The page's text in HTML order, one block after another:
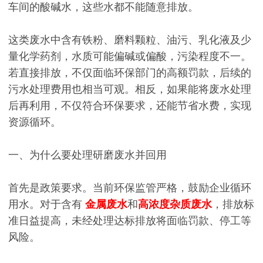
车间的酸碱水，这些水都不能随意排放。
这类废水中含有铁粉、磨料颗粒、油污、乳化液及少
量化学药剂，水质可能偏碱或偏酸，污染程度不一。
若直接排放，不仅面临环保部门的高额罚款，后续的
污水处理费用也相当可观。相反，如果能将废水处理
后再利用，不仅符合环保要求，还能节省水费，实现
资源循环。
一、为什么要处理研磨废水并回用
首先是政策要求。当前环保监管严格，鼓励企业循环
用水。对于含有 金属废水和高浓度杂质废水，排放标
准日益提高，未经处理达标排放将面临罚款、停工等
风险。